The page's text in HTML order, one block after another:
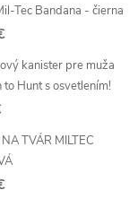
Tec Bandana - čierna
kanister pre muža
to Hunt s osvetlením!
TVÁR MILTEC